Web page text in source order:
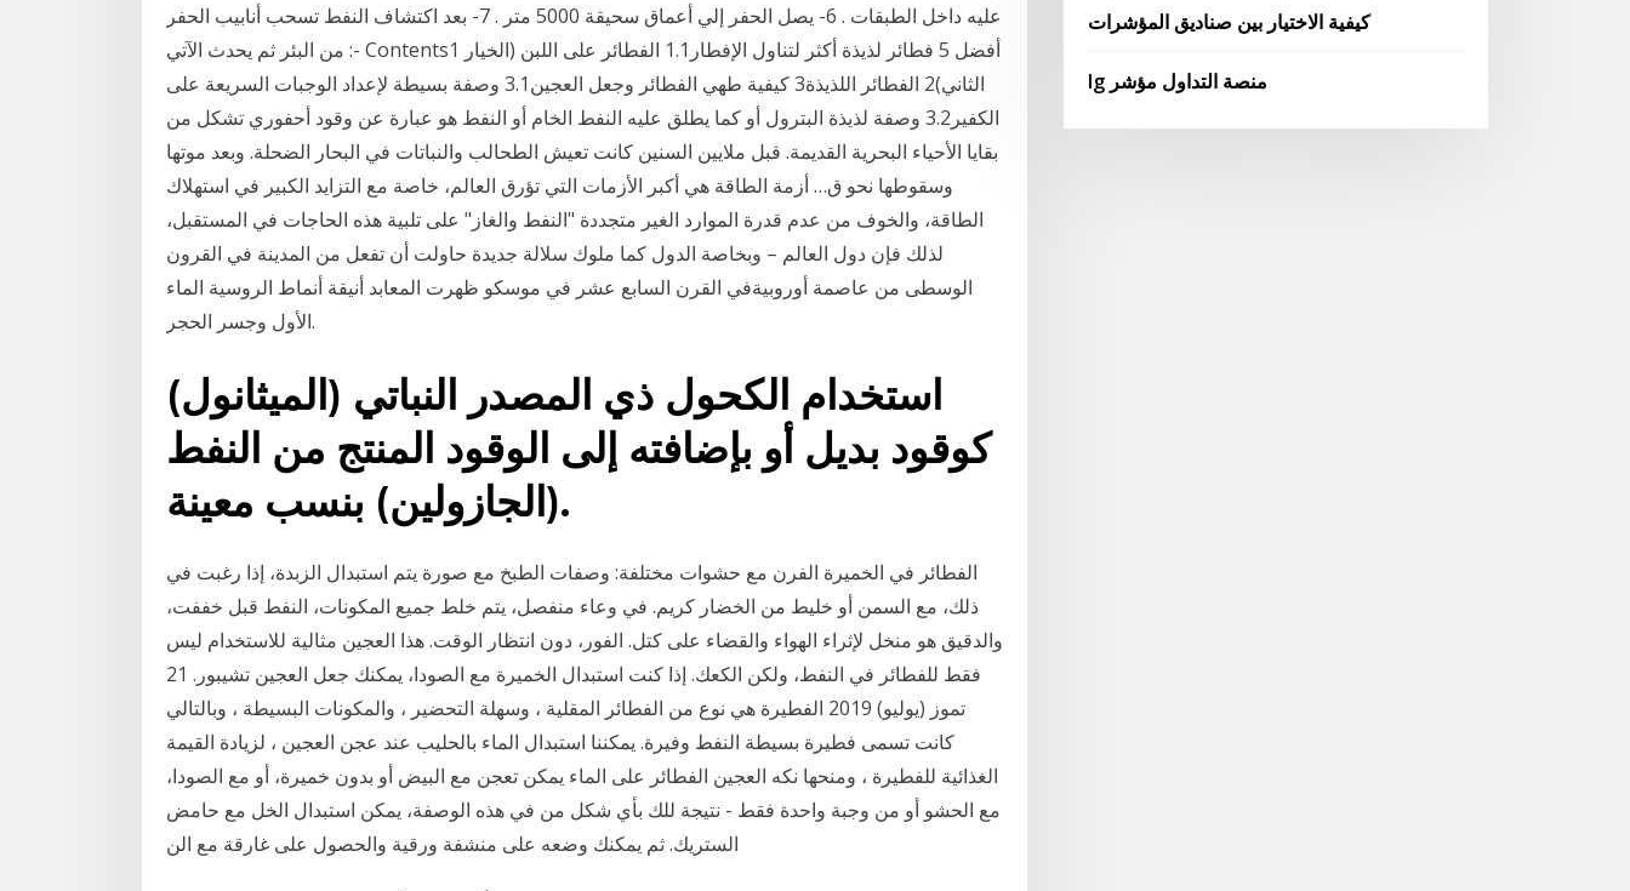
عليه داخل الطبقات . 6- يصل الحفر إلي أعماق سحيقة 5000 متر . 7- بعد اكتشاف النفط تسحب أنابيب الحفر
من البئر ثم يحدث الآتي :- Contents1 أفضل 5 فطائر لذيذة أكثر لتناول الإفطار1.1 الفطائر على اللبن (الخيار
الثاني)2 الفطائر اللذيذة3 كيفية طهي الفطائر وجعل العجين3.1 وصفة بسيطة لإعداد الوجبات السريعة على
الكفير3.2 وصفة لذيذة البترول أو كما يطلق عليه النفط الخام أو النفط هو عبارة عن وقود أحفوري تشكل من
بقايا الأحياء البحرية القديمة. قبل ملايين السنين كانت تعيش الطحالب والنباتات في البحار الضحلة. وبعد موتها
وسقوطها نحو ق… أزمة الطاقة هي أكبر الأزمات التي تؤرق العالم، خاصة مع التزايد الكبير في استهلاك
الطاقة، والخوف من عدم قدرة الموارد الغير متجددة "النفط والغاز" على تلبية هذه الحاجات في المستقبل،
لذلك فإن دول العالم – وبخاصة الدول كما ملوك سلالة جديدة حاولت أن تفعل من المدينة في القرون
الوسطى من عاصمة أوروبيةفي القرن السابع عشر في موسكو ظهرت المعابد أنيقة أنماط الروسية الماء
الأول وجسر الحجر.
استخدام الكحول ذي المصدر النباتي (الميثانول)
كوقود بديل أو بإضافته إلى الوقود المنتج من النفط
(الجازولين) بنسب معينة.
الفطائر في الخميرة الفرن مع حشوات مختلفة: وصفات الطبخ مع صورة يتم استبدال الزبدة، إذا رغبت في
ذلك، مع السمن أو خليط من الخضار كريم. في وعاء منفصل، يتم خلط جميع المكونات، النفط قبل خففت،
والدقيق هو منخل لإثراء الهواء والقضاء على كتل. الفور، دون انتظار الوقت. هذا العجين مثالية للاستخدام ليس
فقط للفطائر في النفط، ولكن الكعك. إذا كنت استبدال الخميرة مع الصودا، يمكنك جعل العجين تشيبور. 21
تموز (يوليو) 2019 الفطيرة هي نوع من الفطائر المقلية ، وسهلة التحضير ، والمكونات البسيطة ، وبالتالي
كانت تسمى فطيرة بسيطة النفط وفيرة. يمكننا استبدال الماء بالحليب عند عجن العجين ، لزيادة القيمة
الغذائية للفطيرة ، ومنحها نكه العجين الفطائر على الماء يمكن تعجن مع البيض أو بدون خميرة، أو مع الصودا،
مع الحشو أو من وجبة واحدة فقط - نتيجة للك بأي شكل من في هذه الوصفة، يمكن استبدال الخل مع حامض
الستريك. ثم يمكنك وضعه على منشفة ورقية والحصول على غارقة مع الن
كيفية الاختيار بين صناديق المؤشرات
Ig منصة التداول مؤشر